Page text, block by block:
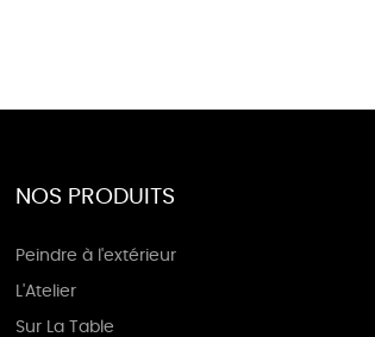
NOS PRODUITS
Peindre à l'extérieur
L'Atelier
Sur La Table